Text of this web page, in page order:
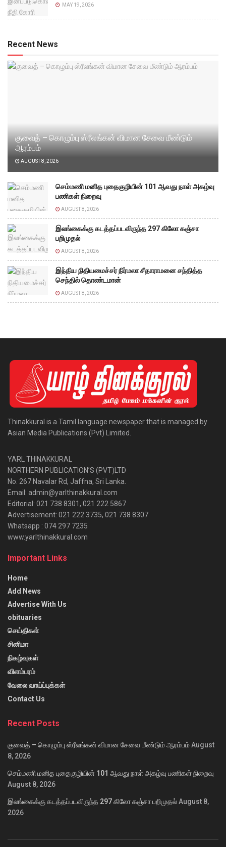
MAY 19, 2026
Recent News
குவைத் – கொழும்பு ஸ்ரீலங்கன் விமான சேவை மீண்டும்
ஆரம்பம்
AUGUST 8, 2026
செம்மணி மனித புதைகுழியின் 101 ஆவது நாள் அகழ்வு
பணிகள் நிறைவு
AUGUST 8, 2026
இலங்கைக்கு கடத்தப்படவிருந்த 297 கிலோ கஞ்சா
பறிமுதல்
AUGUST 8, 2026
இந்திய நிதியமைச்சர் நிர்மலா சீதாராமனை சந்தித்த
செந்தில் தொண்டமான்
AUGUST 8, 2026
Thinakkural is a Tamil language newspaper that is managed by
Asian Media Publications (Pvt) Limited.
YARL THINAKKURAL
NORTHERN PUBLICATION’S (PVT)LTD
No. 267 Navalar Rd, Jaffna, Sri Lanka.
Email: admin@yarlthinakkural.com
Editorial: 021 738 8301, 021 222 5867
Advertisement: 021 222 3735, 021 738 8307
Whatsapp : 074 297 7235
www.yarlthinakkural.com
Important Links
Home
Add News
Advertise With Us
obituaries
செய்திகள்
சினிமா
நிகழ்வுகள்
விளம்பரம்
வேலை வாய்ப்புக்கள்
Contact Us
Recent Posts
குவைத் – கொழும்பு ஸ்ரீலங்கன் விமான சேவை மீண்டும் ஆரம்பம்August
8, 2026
செம்மணி மனித புதைகுழியின் 101 ஆவது நாள் அகழ்வு பணிகள் நிறைவு
August 8, 2026
இலங்கைக்கு கடத்தப்படவிருந்த 297 கிலோ கஞ்சா பறிமுதல்August 8,
2026